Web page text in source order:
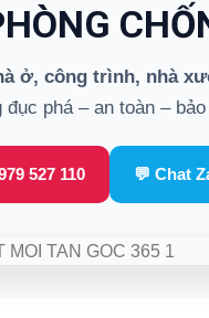
ở, công trình, nhà
phá – an toàn –
527 110 💬 Chat